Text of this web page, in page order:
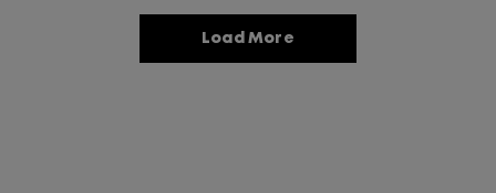
roux.
Load More